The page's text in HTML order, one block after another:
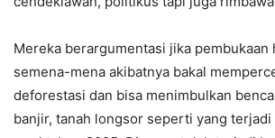
Mereka berargumentasi jika pembukaan
semena-mena akibatnya bakal
deforestasi dan bisa menimbulkan
banjir, tanah longsor seperti yang terjadi